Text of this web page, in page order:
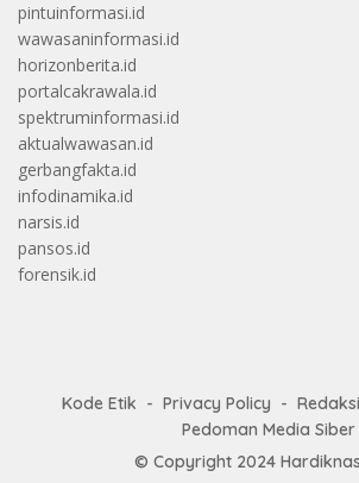
pintuinformasi.id
wawasaninformasi.id
horizonberita.id
portalcakrawala.id
spektruminformasi.id
aktualwawasan.id
gerbangfakta.id
infodinamika.id
narsis.id
pansos.id
forensik.id
Kode Etik Privacy Policy Redaksi
Pedoman Media Siber
© Copyright 2024